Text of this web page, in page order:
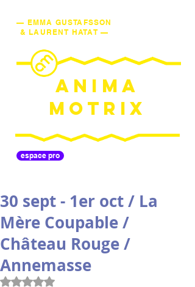
— EMMA GUSTAFSSON
& LAURENT HATAT —
ANIMA
MOTRIX
espace pro
30 sept - 1er oct / La
Mère Coupable /
Château Rouge /
Annemasse
Noté NaN étoiles sur 5.